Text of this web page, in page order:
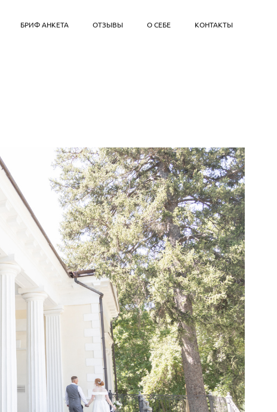
БРИФ АНКЕТА ОТЗЫВЫ О СЕБЕ КОНТАКТЫ